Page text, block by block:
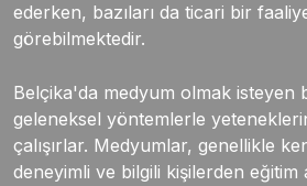
ederken, bazıları da ticari bir
görebilmektedir.
Belçika'da medyum olmak isteyen
geleneksel yöntemlerle
çalışırlar. Medyumlar, genellikle
deneyimli ve bilgili kişilerden eğitim